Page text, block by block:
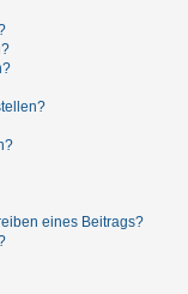
eines Beitrags?